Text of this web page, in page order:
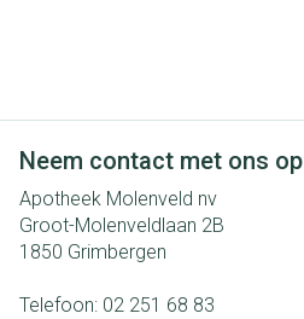
Neem contact met ons op
Apotheek Molenveld nv
Groot-Molenveldlaan 2B
1850 Grimbergen
Telefoon: 02 251 68 83